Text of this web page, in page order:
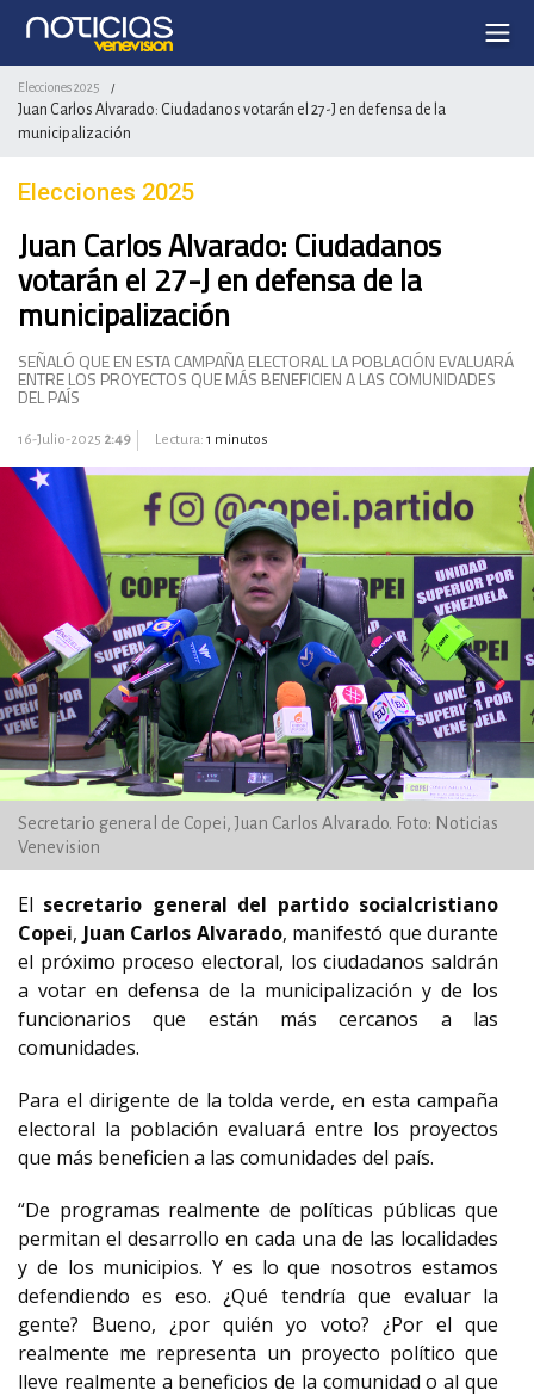
Elecciones 2025 /
Juan Carlos Alvarado: Ciudadanos votarán el 27-J en defensa de la
municipalización
Elecciones 2025
Juan Carlos Alvarado: Ciudadanos
votarán el 27-J en defensa de la
municipalización
SEÑALÓ QUE EN ESTA CAMPAÑA ELECTORAL LA POBLACIÓN EVALUARÁ
ENTRE LOS PROYECTOS QUE MÁS BENEFICIEN A LAS COMUNIDADES
DEL PAÍS
16-Julio-2025 2:49 Lectura: 1 minutos
Secretario general de Copei, Juan Carlos Alvarado. Foto: Noticias
Venevision
El secretario general del partido socialcristiano
Copei, Juan Carlos Alvarado, manifestó que durante
el próximo proceso electoral, los ciudadanos saldrán
a votar en defensa de la municipalización y de los
funcionarios que están más cercanos a las
comunidades.
Para el dirigente de la tolda verde, en esta campaña
electoral la población evaluará entre los proyectos
que más beneficien a las comunidades del país.
“De programas realmente de políticas públicas que
permitan el desarrollo en cada una de las localidades
y de los municipios. Y es lo que nosotros estamos
defendiendo es eso. ¿Qué tendría que evaluar la
gente? Bueno, ¿por quién yo voto? ¿Por el que
realmente me representa un proyecto político que
lleve realmente a beneficios de la comunidad o al que